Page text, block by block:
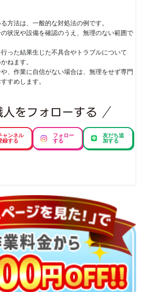
方法は、一般的な対処法の例です。
状況や設備を確認のうえ、無理のない範囲で
った結果生じた不具合やトラブルについて
ねます。
、作業に自信がない場合は、無理をせず専門
すめします。
ャンネル
録する
フォロー
する
友だち追
加する